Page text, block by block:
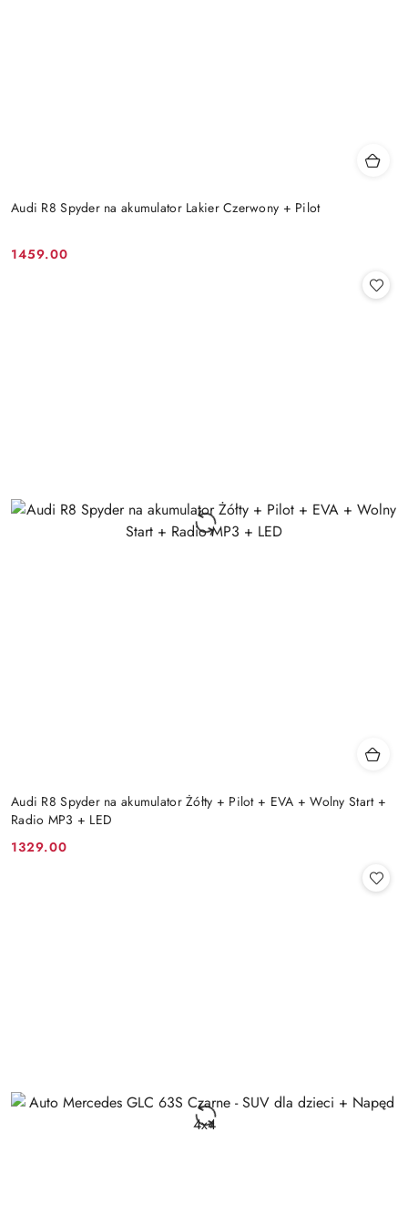
Audi R8 Spyder na akumulator Lakier Czerwony + Pilot
Cena:
1459.00
Audi R8 Spyder na akumulator Żółty + Pilot + EVA + Wolny Start +
Radio MP3 + LED
Cena:
1329.00